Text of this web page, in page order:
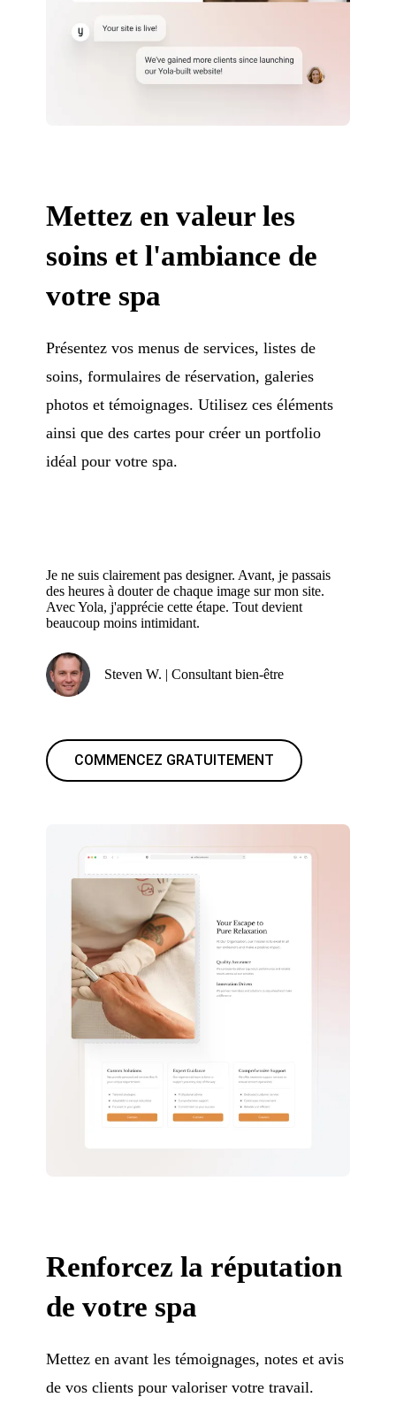
Mettez en valeur les
soins et l'ambiance de
votre spa
Présentez vos menus de services, listes de
soins, formulaires de réservation, galeries
photos et témoignages. Utilisez ces éléments
ainsi que des cartes pour créer un portfolio
idéal pour votre spa.
Je ne suis clairement pas designer. Avant, je passais
des heures à douter de chaque image sur mon site.
Avec Yola, j'apprécie cette étape. Tout devient
beaucoup moins intimidant.
Steven W. | Consultant bien-être
COMMENCEZ GRATUITEMENT
Renforcez la réputation
de votre spa
Mettez en avant les témoignages, notes et avis
de vos clients pour valoriser votre travail.